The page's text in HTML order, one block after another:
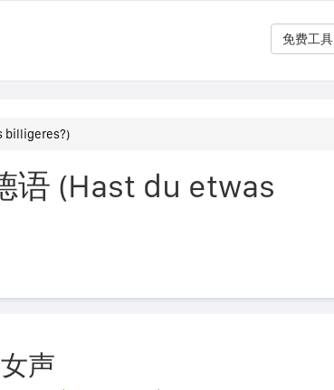
免费工具
billigeres?)
语 (Hast du etwas
女声